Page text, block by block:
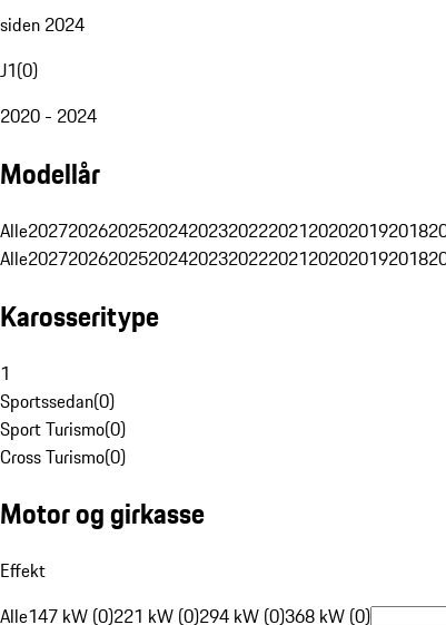
siden 2024
J1(0)
2020 - 2024
Modellår
Alle2027202620252024202320222021202020192018
Alle2027202620252024202320222021202020192018
Karosseritype
1
Sportssedan(0)
Sport Turismo(0)
Cross Turismo(0)
Motor og girkasse
Effekt
Alle147 kW (0)221 kW (0)294 kW (0)368 kW (0)